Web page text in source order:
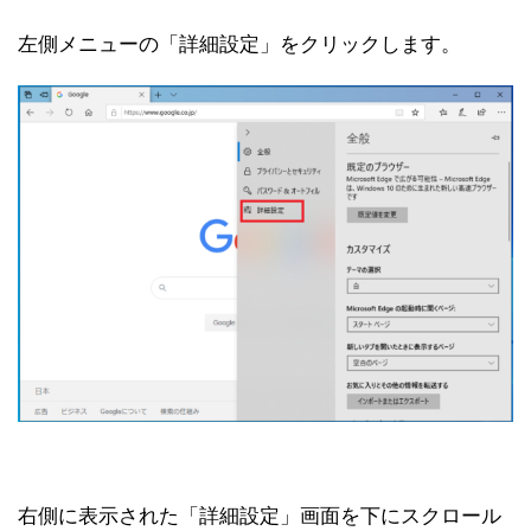
左側メニューの「詳細設定」をクリックします。
右側に表示された「詳細設定」画面を下にスクロール